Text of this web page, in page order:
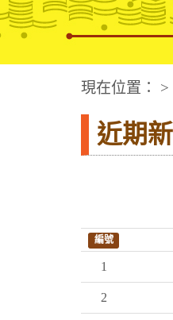
華文視障電子圖書網
現在位置：
近期
編號
1
2